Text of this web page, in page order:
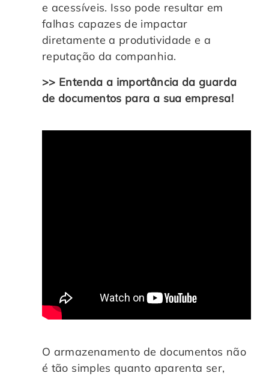
e acessíveis. Isso pode resultar em
falhas capazes de impactar
diretamente a produtividade e a
reputação da companhia.
>> Entenda a importância da guarda
de documentos para a sua empresa!
O armazenamento de documentos não
é tão simples quanto aparenta ser,